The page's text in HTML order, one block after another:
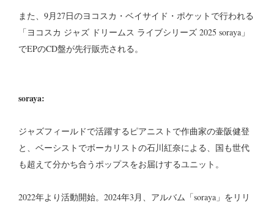
また、9月27日のヨコスカ・ベイサイド・ポケットで行われる
「ヨコスカ ジャズ ドリームス ライブシリーズ 2025 soraya」
でEPのCD盤が先行販売される。
soraya:
ジャズフィールドで活躍するピアニストで作曲家の壷阪健登
と、ベーシストでボーカリストの石川紅奈による、国も世代
も超えて分かち合うポップスをお届けするユニット。
2022年より活動開始。2024年3月、アルバム「soraya」をリリ